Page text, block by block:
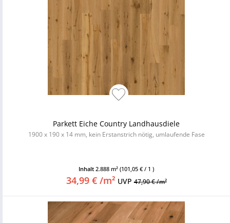
Parkett Eiche Country Landhausdiele
1900 x 190 x 14 mm, kein Erstanstrich nötig, umlaufende Fase
Inhalt 2.888 m² (101,05 € / 1 )
34,99 € /m² UVP47,90 € /m²